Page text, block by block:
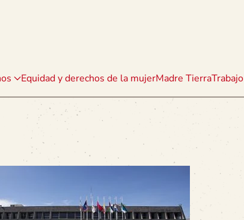
Equidad y derechos de la mujerMadre TierraTrabajo